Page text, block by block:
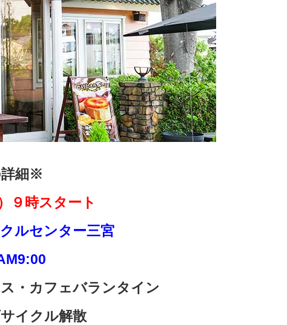
細※
９時スタート
ルセンター三宮
・カフェバランタイン
イクル解散